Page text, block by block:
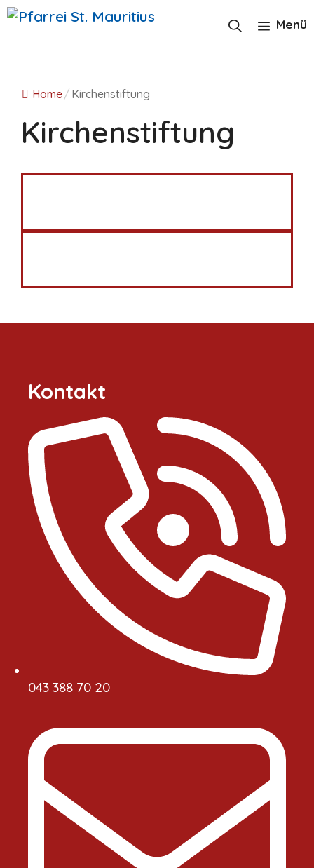
Zum
Inhalt
Menü
Home/ Kirchenstiftung
Kirchenstiftung
Kontakt
043 388 70 20